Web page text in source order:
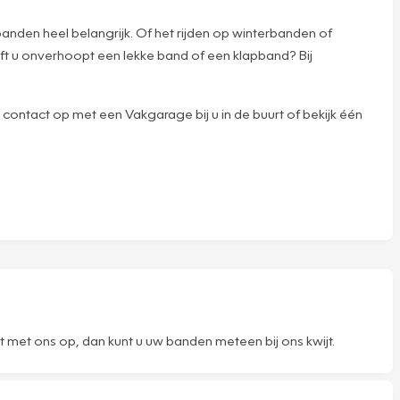
heel belangrijk. Of het rijden op winterbanden of
u onverhoopt een lekke band of een klapband? Bij
op met een Vakgarage bij u in de buurt of bekijk één
ons op, dan kunt u uw banden meteen bij ons kwijt.